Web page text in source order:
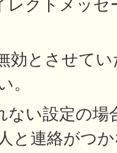
レクトメッセ
効とさせて
。
ない設定の場
と連絡がつ